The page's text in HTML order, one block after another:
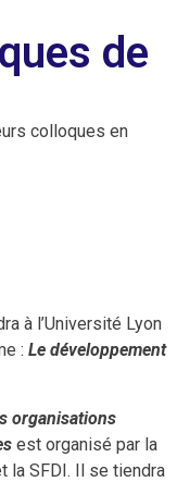
de
colloques en
à l’Université Lyon
: Le développement
organisations
est organisé par la
la SFDI. Il se tiendra